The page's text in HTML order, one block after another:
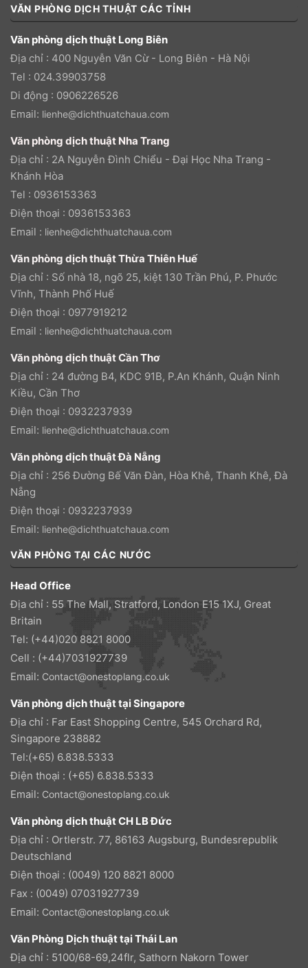
VĂN PHÒNG DỊCH THUẬT CÁC TỈNH
Văn phòng dịch thuật Long Biên
Địa chỉ : 400 Nguyễn Văn Cừ - Long Biên - Hà Nội
Tel : 024.39903758
Di động : 0906226526
Email: lienhe@dichthuatchaua.com
Văn phòng dịch thuật Nha Trang
Địa chỉ : 2A Nguyễn Đình Chiểu - Đại Học Nha Trang -
Khánh Hòa
Tel : 0936153363
Điện thoại : 0936153363
Email : lienhe@dichthuatchaua.com
Văn phòng dịch thuật Thừa Thiên Huế
Địa chỉ : Số nhà 18, ngõ 25, kiệt 130 Trần Phú, P. Phước
Vĩnh, Thành Phố Huế
Điện thoại : 0977919212
Email : lienhe@dichthuatchaua.com
Văn phòng dịch thuật Cần Thơ
Địa chỉ : 24 đường B4, KDC 91B, P.An Khánh, Quận Ninh
Kiều, Cần Thơ
Điện thoại : 0932237939
Email: lienhe@dichthuatchaua.com
Văn phòng dịch thuật Đà Nẵng
Địa chỉ : 256 Đường Bế Văn Đàn, Hòa Khê, Thanh Khê, Đà
Nẵng
Điện thoại : 0932237939
Email: lienhe@dichthuatchaua.com
VĂN PHÒNG TẠI CÁC NƯỚC
Head Office
Địa chỉ : 55 The Mall, Stratford, London E15 1XJ, Great
Britain
Tel: (+44)020 8821 8000
Cell : (+44)7031927739
Email: Contact@onestoplang.co.uk
Văn phòng dịch thuật tại Singapore
Địa chỉ : Far East Shopping Centre, 545 Orchard Rd,
Singapore 238882
Tel:(+65) 6.838.5333
Điện thoại : (+65) 6.838.5333
Email: Contact@onestoplang.co.uk
Văn phòng dịch thuật CH LB Đức
Địa chỉ : Ortlerstr. 77, 86163 Augsburg, Bundesrepublik
Deutschland
Điện thoại : (0049) 120 8821 8000
Fax : (0049) 07031927739
Email: Contact@onestoplang.co.uk
Văn Phòng Dịch thuật tại Thái Lan
Địa chỉ : 5100/68-69,24flr, Sathorn Nakorn Tower